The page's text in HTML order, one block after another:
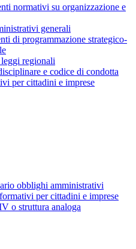
normativi su organizzazione e
generali
di programmazione strategico-
leggi regionali
e codice di condotta
per cittadini e imprese
obblighi amministrativi
per cittadini e imprese
o struttura analoga